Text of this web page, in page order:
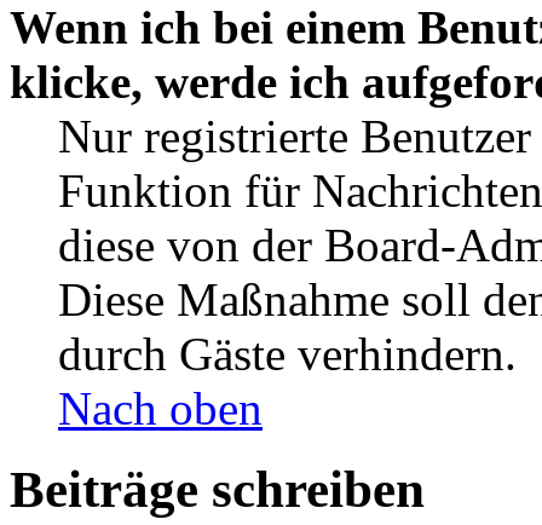
Wenn ich bei einem
klicke, werde ich
Nur registrierte
Funktion für
diese von der Board-
Diese Maßnahme soll
durch Gäste verhindern.
Nach oben
Beiträge schreiben